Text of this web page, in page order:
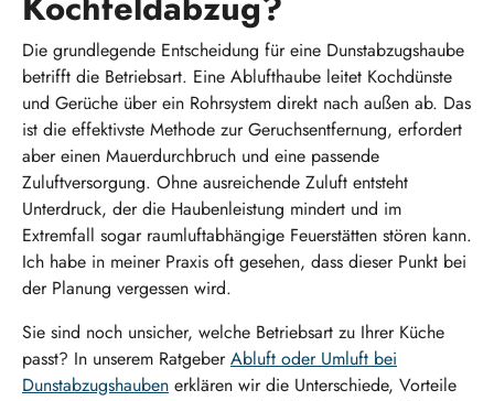
Die grundlegende Entscheidung für eine Dunstabzugshaube
betrifft die Betriebsart. Eine Ablufthaube leitet Kochdünste
und Gerüche über ein Rohrsystem direkt nach außen ab. Das
ist die effektivste Methode zur Geruchsentfernung, erfordert
aber einen Mauerdurchbruch und eine passende
Zuluftversorgung. Ohne ausreichende Zuluft entsteht
Unterdruck, der die Haubenleistung mindert und im
Extremfall sogar raumluftabhängige Feuerstätten stören kann.
Ich habe in meiner Praxis oft gesehen, dass dieser Punkt bei
der Planung vergessen wird.
Sie sind noch unsicher, welche Betriebsart zu Ihrer Küche
passt? In unserem RatgeberAbluft oder Umluft bei
Dunstabzugshauben erklären wir die Unterschiede, Vorteile